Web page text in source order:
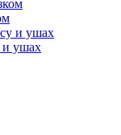
и ушах